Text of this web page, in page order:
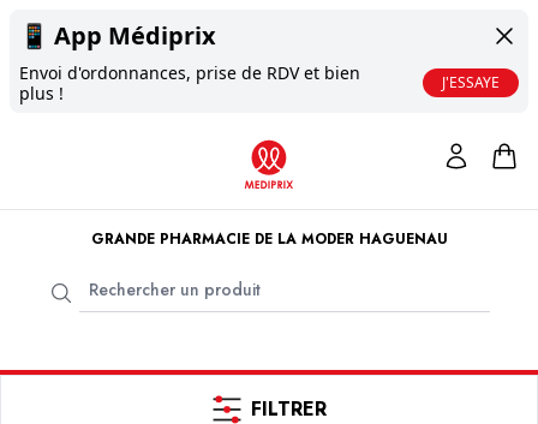
📱 App Médiprix
Envoi d'ordonnances, prise de RDV et bien
plus !
J'ESSAYE
GRANDE PHARMACIE DE LA MODER HAGUENAU
FILTRER